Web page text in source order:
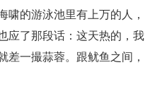
的游泳池里有上万的人，
应了那段话：这天热的，我
一撮蒜蓉。跟鱿鱼之间，